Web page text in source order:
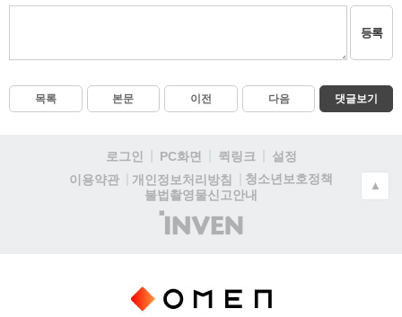
등록
목록 본문 이전 다음 댓글보기
로그인 PC화면 퀵링크
설정
이용약관
개인정보처리방침
청소년보호정책
불법촬영물신고안내
(주)
인
▲